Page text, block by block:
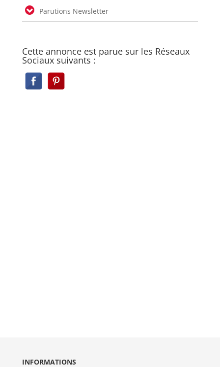
Parutions Newsletter
Cette annonce est parue sur les Réseaux
Sociaux suivants :
INFORMATIONS